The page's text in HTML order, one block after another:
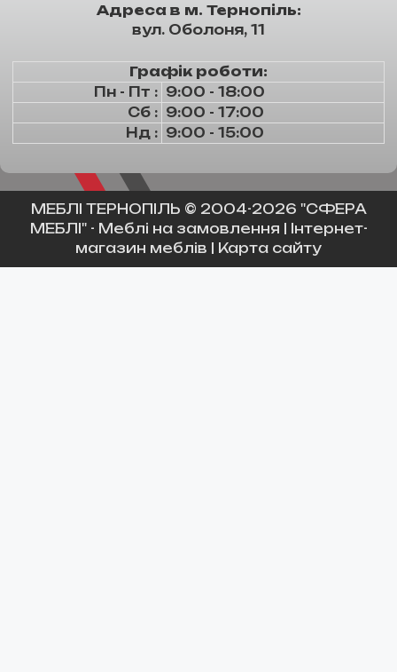
Адреса в м. Тернопіль:
вул. Оболоня, 11
Графік роботи:
Пн - Пт : 9:00 - 18:00
Сб : 9:00 - 17:00
Нд : 9:00 - 15:00
МЕБЛІ ТЕРНОПІЛЬ © 2004-2026 "СФЕРА
МЕБЛІ" - Меблі на замовлення | Інтернет-
магазин меблів | Карта сайту